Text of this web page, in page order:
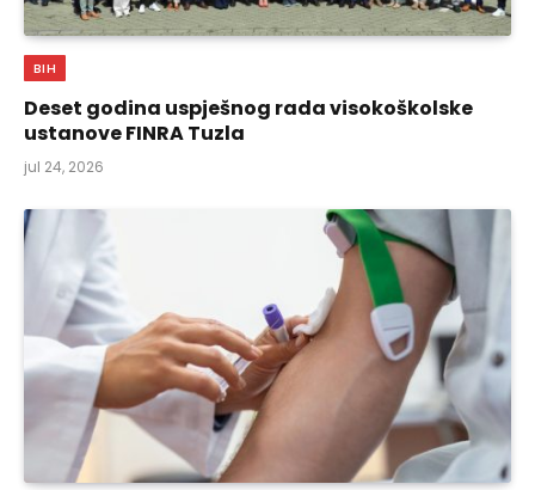
BIH
Deset godina uspješnog rada visokoškolske
ustanove FINRA Tuzla
jul 24, 2026